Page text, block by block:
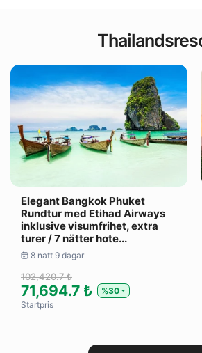
Elegant Bangkok Phuket
Rundtur med Etihad Airways
inklusive visumfrihet, extra
turer / 7 nätter hote...
8 natt 9 dagar
102,420.7 ₺
71,694.7 ₺
%30
Startpris